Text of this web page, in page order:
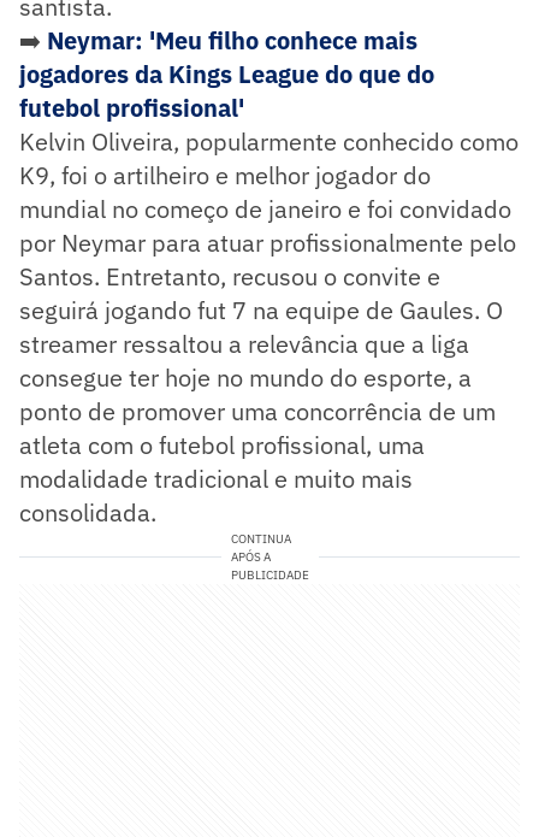
➡️ Neymar: 'Meu filho conhece mais
jogadores da Kings League do que do
futebol profissional'
Kelvin Oliveira, popularmente conhecido como
K9, foi o artilheiro e melhor jogador do
mundial no começo de janeiro e foi convidado
por Neymar para atuar profissionalmente pelo
Santos. Entretanto, recusou o convite e
seguirá jogando fut 7 na equipe de Gaules. O
streamer ressaltou a relevância que a liga
consegue ter hoje no mundo do esporte, a
ponto de promover uma concorrência de um
atleta com o futebol profissional, uma
modalidade tradicional e muito mais
consolidada.
CONTINUA
APÓS A
PUBLICIDADE